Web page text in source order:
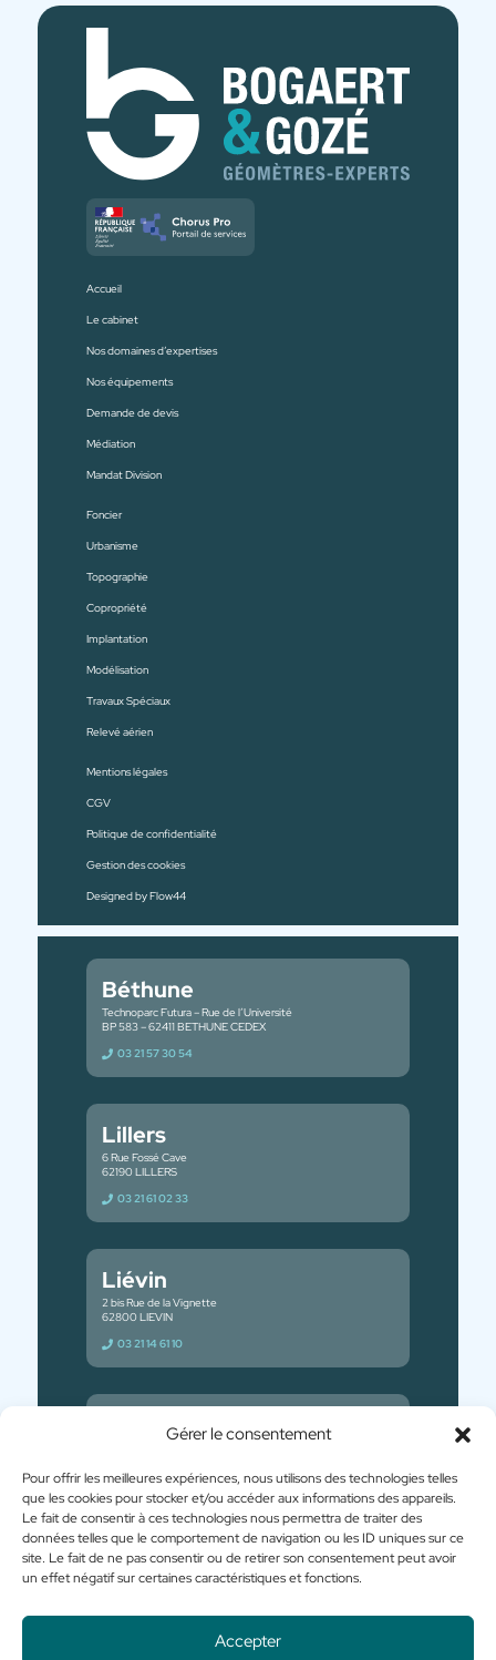
Gérer le consentement
Pour offrir les meilleures expériences, nous utilisons des technologies telles
que les cookies pour stocker et/ou accéder aux informations des appareils.
Le fait de consentir à ces technologies nous permettra de traiter des
données telles que le comportement de navigation ou les ID uniques sur ce
site. Le fait de ne pas consentir ou de retirer son consentement peut avoir
un effet négatif sur certaines caractéristiques et fonctions.
Accepter
D
Accueil
Le cabinet
Nos domaines d’expertises
Nos équipements
Demande de devis
Médiation
Mandat Division
Foncier
Urbanisme
Topographie
Copropriété
Implantation
Modélisation
Travaux Spéciaux
Relevé aérien
Mentions légales
CGV
Politique de confidentialité
Gestion des cookies
Designed by Flow44
Béthune
Technoparc Futura – Rue de l’Université
BP 583 – 62411 BETHUNE CEDEX
03 21 57 30 54
Lillers
6 Rue Fossé Cave
62190 LILLERS
03 21 61 02 33
Liévin
2 bis Rue de la Vignette
62800 LIEVIN
03 21 14 61 10
Dunkerque
03 28 66 76 79